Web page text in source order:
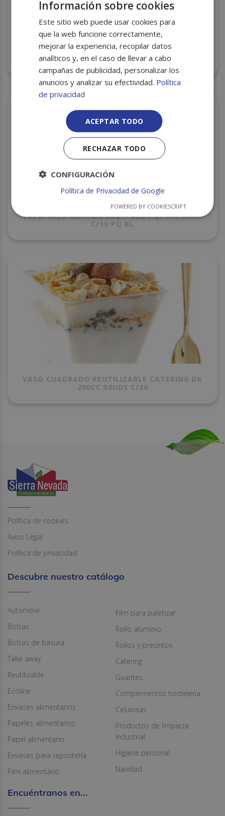
VASO CATERING DEGUSTACION DT 150CC 30UDS
C/10
TAPA VASO CARTON 6OZ – 8OZ PQ. 100 UNID.
C/10 PQ BL
VASO CUADRADO REUTILIZABLE CATERING DK
200CC 50UDS C/20
Política de cookies
Aviso Legal
Política de privacidad
Descubre nuestro catálogo
Automóvil
Bolsas
Bolsas de basura
Take away
Reutilizable
Ecoline
Envases alimentarios
Papeles alimentarios
Papel alimentario
Envases para repostería
Film alimentario
Film para paletizar
Rollo aluminio
Rollos y precintos
Catering
Guantes
Complementos hostelería
Celulosas
Productos de limpieza
Industrial
Higiene personal
Navidad
Encuéntranos en...
Información sobre cookies
Este sitio web puede usar cookies para
que la web funcione correctamente,
mejorar la experiencia, recopilar datos
analíticos y, en el caso de llevar a cabo
campañas de publicidad, personalizar los
anuncios y analizar su efectividad. Política
de privacidad
ACEPTAR TODO
RECHAZAR TODO
CONFIGURACIÓN
Política de Privacidad de Google
POWERED BY COOKIESCRIPT